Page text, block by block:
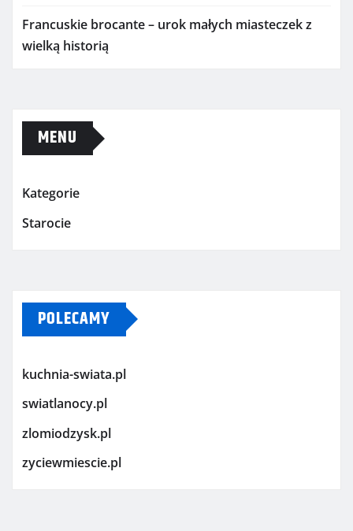
Francuskie brocante – urok małych miasteczek z
wielką historią
MENU
Kategorie
Starocie
POLECAMY
kuchnia-swiata.pl
swiatlanocy.pl
zlomiodzysk.pl
zyciewmiescie.pl